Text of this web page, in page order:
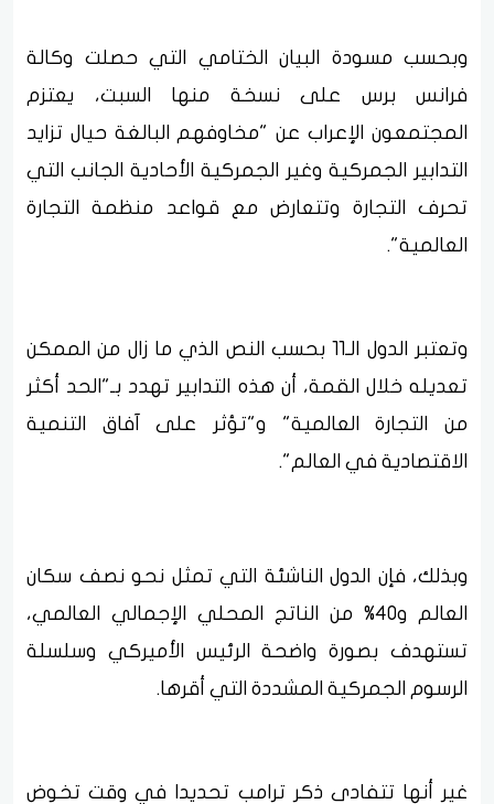
وبحسب مسودة البيان الختامي التي حصلت وكالة
فرانس برس على نسخة منها السبت، يعتزم
المجتمعون الإعراب عن "مخاوفهم البالغة حيال تزايد
التدابير الجمركية وغير الجمركية الأحادية الجانب التي
تحرف التجارة وتتعارض مع قواعد منظمة التجارة
العالمية".
وتعتبر الدول الـ11 بحسب النص الذي ما زال من الممكن
تعديله خلال القمة، أن هذه التدابير تهدد بـ"الحد أكثر
من التجارة العالمية" و"تؤثر على آفاق التنمية
الاقتصادية في العالم".
وبذلك، فإن الدول الناشئة التي تمثل نحو نصف سكان
العالم و40% من الناتج المحلي الإجمالي العالمي،
تستهدف بصورة واضحة الرئيس الأميركي وسلسلة
الرسوم الجمركية المشددة التي أقرها.
غير أنها تتفادى ذكر ترامب تحديدا في وقت تخوض